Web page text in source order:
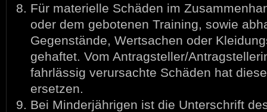
Für materielle Schäden im
oder dem gebotenen Training, sowie
Gegenstände, Wertsachen oder
gehaftet. Vom Antragsteller/
fahrlässig verursachte Schäden hat
ersetzen.
Bei Minderjährigen ist die Unterschrift